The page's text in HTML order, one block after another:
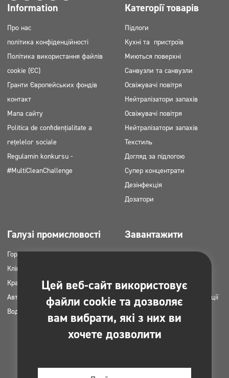
Information
Про нас
політика конфіденційності
Політика використання файлів
cookie (ЄС)
Гранти Європейських фондів
контакт
Мапа сайту
Politica de confidențialitate a
rețelelor sociale
Regulamin konkursu -
#MultiCleanChallenge
Категорії товарів
Підлоги
Кухні та пристроїв
Миються поверхні
Санвузли та санвузли
Освіжувачі повітря
Нейтралізатори запахів
Освіжувачі повітря
Нейтралізатори запахів
Текстиль
Догляд за підлогою
Супер концентрати
Дезінфекція
Дозатори
Галузі промисловості
Горець
Клінінгові компанії
Краса
Автомийки
Вода пральні
Завантажити
Каталоги продукції
Інструкція НАССР
Плани застосування продукції
Clinex
Фотографії для друку
Цей веб-сайт використовує
файли cookie та дозволяє
вам вибрати, які з них ви
хочете дозволити